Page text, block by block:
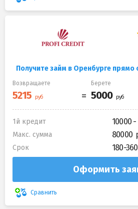
Получите займ в Оренбурге прямо
Возвращаете Берете
1й кредит 10000
Макс. сумма 80000
Срок 180-
Оформить
Сравнить